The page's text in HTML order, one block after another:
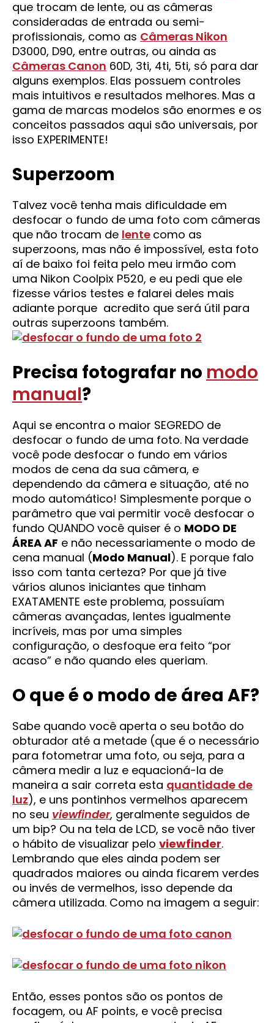
que trocam de lente, ou as câmeras
consideradas de entrada ou semi-
profissionais, como as Câmeras Nikon
D3000, D90, entre outras, ou ainda as
Câmeras Canon 60D, 3ti, 4ti, 5ti, só para dar
alguns exemplos. Elas possuem controles
mais intuitivos e resultados melhores. Mas a
gama de marcas modelos são enormes e os
conceitos passados aqui são universais, por
isso EXPERIMENTE!
Superzoom
Talvez você tenha mais dificuldade em
desfocar o fundo de uma foto com câmeras
que não trocam de lente como as
superzoons, mas não é impossível, esta foto
aí de baixo foi feita pelo meu irmão com
uma Nikon Coolpix P520, e eu pedi que ele
fizesse vários testes e falarei deles mais
adiante porque acredito que será útil para
outras superzoons também.
Precisa fotografar no modo
manual?
Aqui se encontra o maior SEGREDO de
desfocar o fundo de uma foto. Na verdade
você pode desfocar o fundo em vários
modos de cena da sua câmera, e
dependendo da câmera e situação, até no
modo automático! Simplesmente porque o
parâmetro que vai permitir você desfocar o
fundo QUANDO você quiser é o MODO DE
ÁREA AF e não necessariamente o modo de
cena manual (Modo Manual). E porque falo
isso com tanta certeza? Por que já tive
vários alunos iniciantes que tinham
EXATAMENTE este problema, possuíam
câmeras avançadas, lentes igualmente
incríveis, mas por uma simples
configuração, o desfoque era feito “por
acaso” e não quando eles queriam.
O que é o modo de área AF?
Sabe quando você aperta o seu botão do
obturador até a metade (que é o necessário
para fotometrar uma foto, ou seja, para a
câmera medir a luz e equacioná-la de
maneira a sair correta esta quantidade de
luz), e uns pontinhos vermelhos aparecem
no seu viewfinder, geralmente seguidos de
um bip? Ou na tela de LCD, se você não tiver
o hábito de visualizar pelo viewfinder.
Lembrando que eles ainda podem ser
quadrados maiores ou ainda ficarem verdes
ou invés de vermelhos, isso depende da
câmera utilizada. Como na imagem a seguir:
Então, esses pontos são os pontos de
focagem, ou AF points, e você precisa